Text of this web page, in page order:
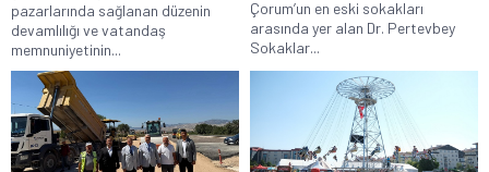
pazarlarında sağlanan düzenin
devamlılığı ve vatandaş
memnuniyetinin...
Çorum’un en eski sokakları
arasında yer alan Dr. Pertevbey
Sokaklar...